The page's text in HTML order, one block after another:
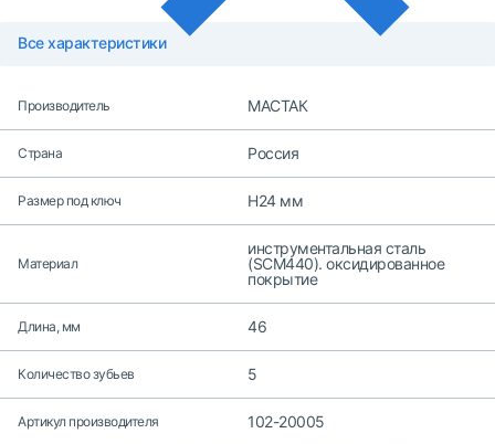
Все характеристики
Производитель МАСТАК
Страна Россия
Размер под ключ H24 мм
Материал
инструментальная сталь
(SCM440). оксидированное
покрытие
Длина, мм 46
Количество зубьев 5
Артикул производителя 102-20005